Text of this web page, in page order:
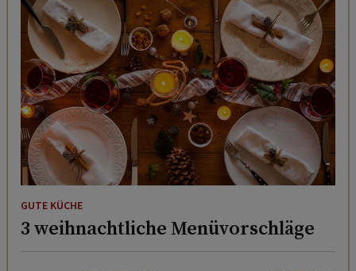
GUTE KÜCHE
3 weihnachtliche Menüvorschläge